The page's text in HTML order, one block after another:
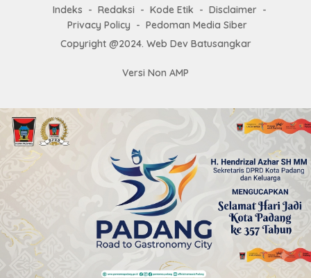
Indeks Redaksi Kode Etik
Disclaimer
Privacy Policy
Pedoman Media Siber
Copyright @2024. Web Dev Batusangkar
Versi Non AMP